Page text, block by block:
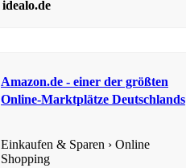
idealo.de
Amazon.de - einer der größten
Online-Marktplätze Deutschlands
Einkaufen & Sparen › Online
Shopping